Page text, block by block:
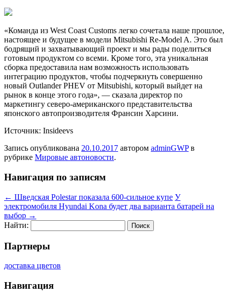
«Команда из West Coast Customs легко сочетала наше прошлое,
настоящее и будущее в модели Mitsubishi Re-Model A. Это был
бодрящий и захватывающий проект и мы рады поделиться
готовым продуктом со всеми. Кроме того, эта уникальная
сборка предоставила нам возможность использовать
интеграцию продуктов, чтобы подчеркнуть совершенно
новый Outlander PHEV от Mitsubishi, который выйдет на
рынок в конце этого года», — сказала директор по
маркетингу северо-американского представительства
японского автопроизводителя Франсин Харсини.
Источник: Insideevs
Запись опубликована 20.10.2017 автором adminGWPв
рубрике Мировые автоновости.
Навигация по записям
← Шведская Polestar показала 600-сильное купе У
электромобиля Hyundai Kona будет два варианта батарей на
выбор →
Найти:
Партнеры
доставка цветов
Навигация